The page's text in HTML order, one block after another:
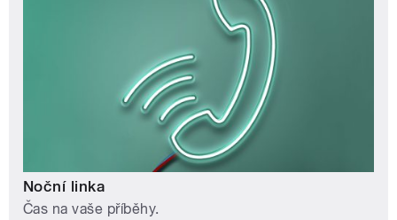
Noční linka
Čas na vaše příběhy.